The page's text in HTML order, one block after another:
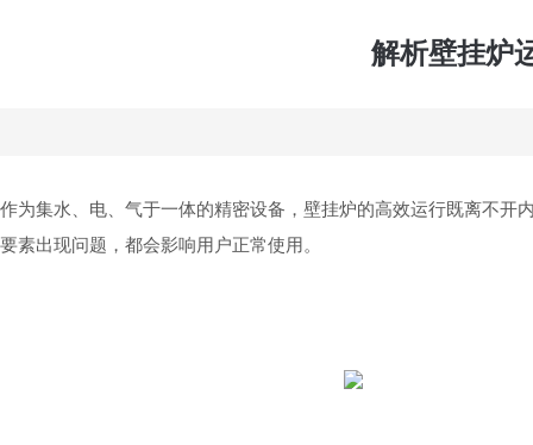
解析壁挂炉
作为集水、电、气于一体的精密设备，壁挂炉的高效运行既离不
要素出现问题，都会影响用户正常使用。